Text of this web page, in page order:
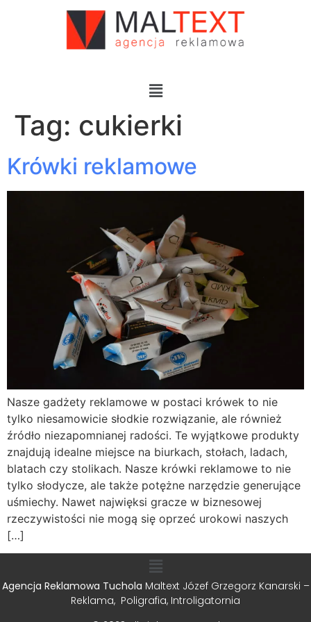
Tag: cukierki
Krówki reklamowe
Nasze gadżety reklamowe w postaci krówek to nie
tylko niesamowicie słodkie rozwiązanie, ale również
źródło niezapomnianej radości. Te wyjątkowe produkty
znajdują idealne miejsce na biurkach, stołach, ladach,
blatach czy stolikach. Nasze krówki reklamowe to nie
tylko słodycze, ale także potężne narzędzie generujące
uśmiechy. Nawet najwięksi gracze w biznesowej
rzeczywistości nie mogą się oprzeć urokowi naszych
[…]
Agencja Reklamowa Tuchola Maltext Józef Grzegorz Kanarski –
Reklama, Poligrafia, Introligatornia